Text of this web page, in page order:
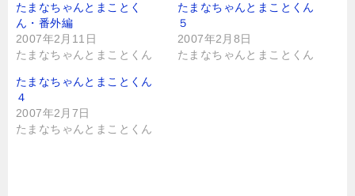
たまなちゃんとまことく
ん・番外編
2007年2月11日
たまなちゃんとまことくん
たまなちゃんとまことくん
５
2007年2月8日
たまなちゃんとまことくん
たまなちゃんとまことくん
４
2007年2月7日
たまなちゃんとまことくん